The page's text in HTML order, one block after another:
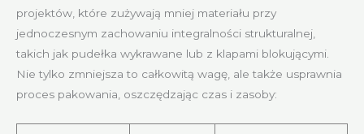
projektów, które zużywają mniej materiału przy
jednoczesnym zachowaniu integralności strukturalnej,
takich jak pudełka wykrawane lub z klapami blokującymi.
Nie tylko zmniejsza to całkowitą wagę, ale także usprawnia
proces pakowania, oszczędzając czas i zasoby: